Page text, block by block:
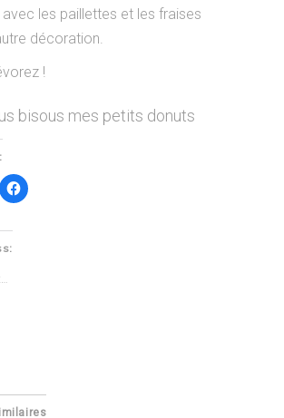
les paillettes et les fraises
décoration.
!
bisous mes petits donuts
Cliquez
pour